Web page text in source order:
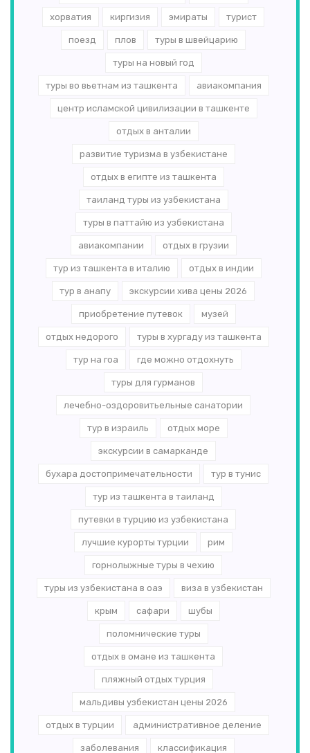
хорватия киргизия эмираты турист
поезд плов туры в швейцарию
туры на новый год
туры во вьетнам из ташкента авиакомпания
центр исламской цивилизации в ташкенте
отдых в анталии
развитие туризма в узбекистане
отдых в египте из ташкента
таиланд туры из узбекистана
туры в паттайю из узбекистана
авиакомпании отдых в грузии
тур из ташкента в италию отдых в индии
тур в анапу экскурсии хива цены 2026
приобретение путевок музей
отдых недорого туры в хургаду из ташкента
тур на гоа где можно отдохнуть
туры для гурманов
лечебно-оздоровитьельные санатории
тур в израиль отдых море
экскурсии в самарканде
бухара достопримечательности тур в тунис
тур из ташкента в таиланд
путевки в турцию из узбекистана
лучшие курорты турции рим
горнолыжные туры в чехию
туры из узбекистана в оаэ виза в узбекистан
крым сафари шубы
поломнические туры
отдых в омане из ташкента
пляжный отдых турция
мальдивы узбекистан цены 2026
отдых в турции административное деление
заболевания классификация